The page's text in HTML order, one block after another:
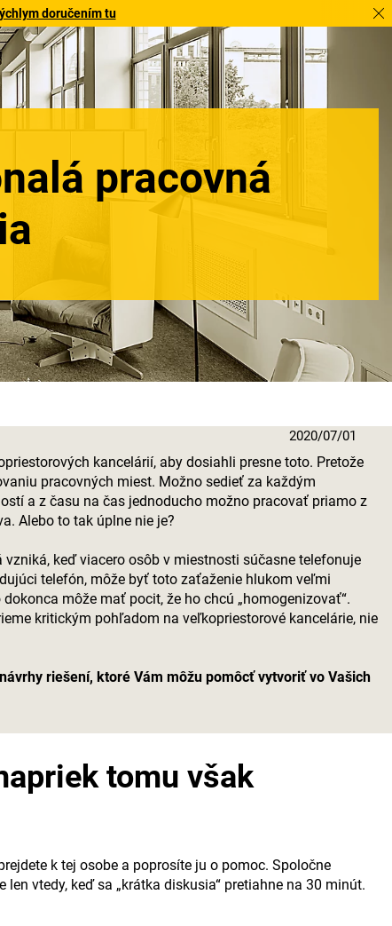
doručením tu
pracovná
2020/07/01
kancelárií, aby dosiahli presne toto. Pretože
pracovných miest. Možno sedieť za každým
a z času na čas jednoducho možno pracovať priamo z
Alebo to tak úplne nie je?
keď viacero osôb v miestnosti súčasne telefonuje
telefón, môže byť toto zaťaženie hlukom veľmi
môže mať pocit, že ho chcú „homogenizovať“.
kritickým pohľadom na veľkopriestorové kancelárie, nie
riešení, ktoré Vám môžu pomôcť vytvoriť vo Vašich
tomu však
k tej osobe a poprosíte ju o pomoc. Spoločne
vtedy, keď sa „krátka diskusia“ pretiahne na 30 minút.